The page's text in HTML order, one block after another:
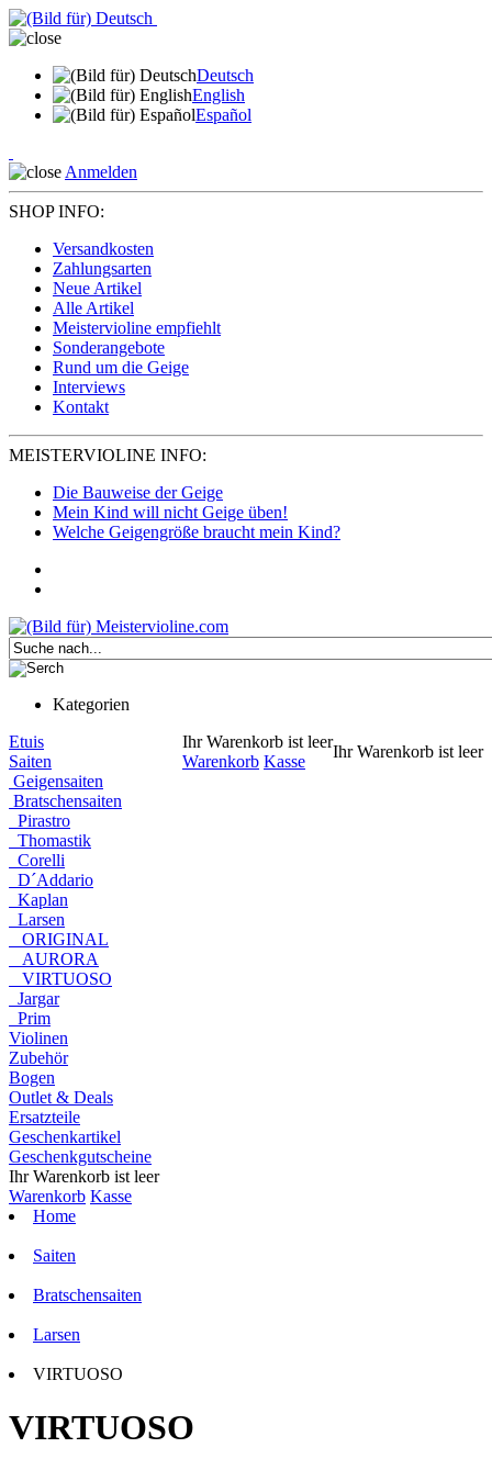
Deutsch
English
Español
Anmelden
SHOP INFO:
Versandkosten
Zahlungsarten
Neue Artikel
Alle Artikel
Meistervioline empfiehlt
Sonderangebote
Rund um die Geige
Interviews
Kontakt
MEISTERVIOLINE INFO:
Die Bauweise der Geige
Mein Kind will nicht Geige üben!
Welche Geigengröße braucht mein Kind?
Kategorien
Ihr Warenkorb ist leer
Warenkorb Kasse
Ihr Warenkorb ist leer
Etuis
Saiten
Geigensaiten
Bratschensaiten
Pirastro
Thomastik
Corelli
D´Addario
Kaplan
Larsen
ORIGINAL
AURORA
VIRTUOSO
Jargar
Prim
Violinen
Zubehör
Bogen
Outlet & Deals
Ersatzteile
Geschenkartikel
Geschenkgutscheine
Ihr Warenkorb ist leer
Warenkorb Kasse
Home
Saiten
Bratschensaiten
Larsen
VIRTUOSO
VIRTUOSO